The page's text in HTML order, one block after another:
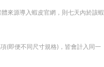
來源導入蝦皮官網，則七天內於該蝦
(即便不同尺寸規格)，皆會計入同一